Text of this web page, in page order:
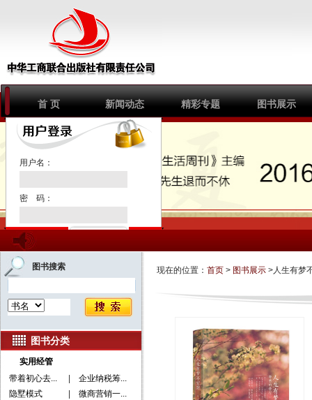
首 页 新闻动态 精彩专题 图书展示
用户名：
密 码：
注册新用户
图书搜索
图书分类
实用经管
带着初心去...
企业纳税筹...
隐墅模式
微商营销一...
现在的位置： 首页 > 图书展示 >人生有梦